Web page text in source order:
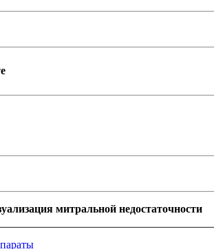
митральной недостаточности